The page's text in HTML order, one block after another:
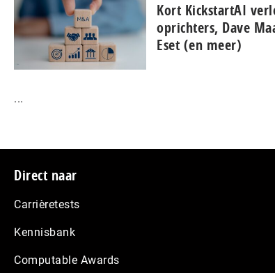
Kort KickstartAI
oprichters, Dave
Eset (en meer)
...
Footer
Direct naar
Carrièretests
Kennisbank
Computable Awards